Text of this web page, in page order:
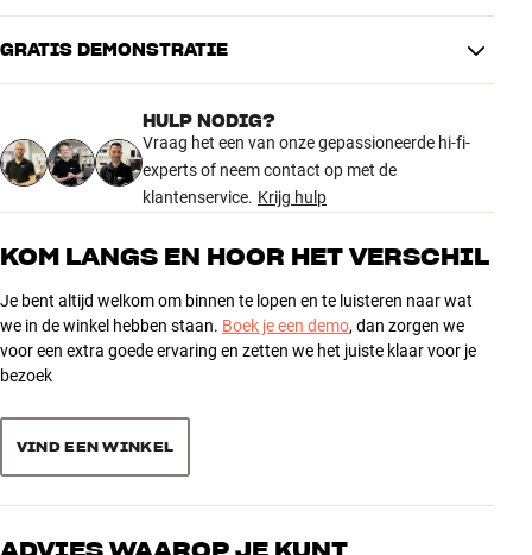
De hele dag vol mobiele muziek De geïntegreerde accu van de
Beoplay P6 gaat tot wel 16 uur mee, waardoor je de hele dag van je
onderweg. Hij wordt geleverd met een USB-C-oplaadkabel die je
kunt gebruiken met alle USB-wandopladers (apart verkrijgbaar).
De B&O Beoplay P6 is verkrijgbaar in het zwart (Black) en lichtgrijs
PRODUCTINFORMATIE
Maximale accuduur
Oplaadtijd
16
Geïntegreerde muurbeugel
Nee
Stereokoppeling
Nee
Tafelstandaarden
Ja
Inclusief spikes
Nee
PRESTATIES
Frequentiebereik (-6 dB)
GRATIS DEMONSTRATIE
HULP NODIG?
Vraag het een van onze gepassioneerde hi-fi-
experts of neem contact op met de
klantenservice. Krijg hulp
KOM LANGS EN HOOR HET VERSCHIL
Je bent altijd welkom om binnen te lopen en te luisteren naar wat
we in de winkel hebben staan. Boek je een demo, dan zorgen we
voor een extra goede ervaring en zetten we het juiste klaar voor je
bezoek
VIND EEN WINKEL